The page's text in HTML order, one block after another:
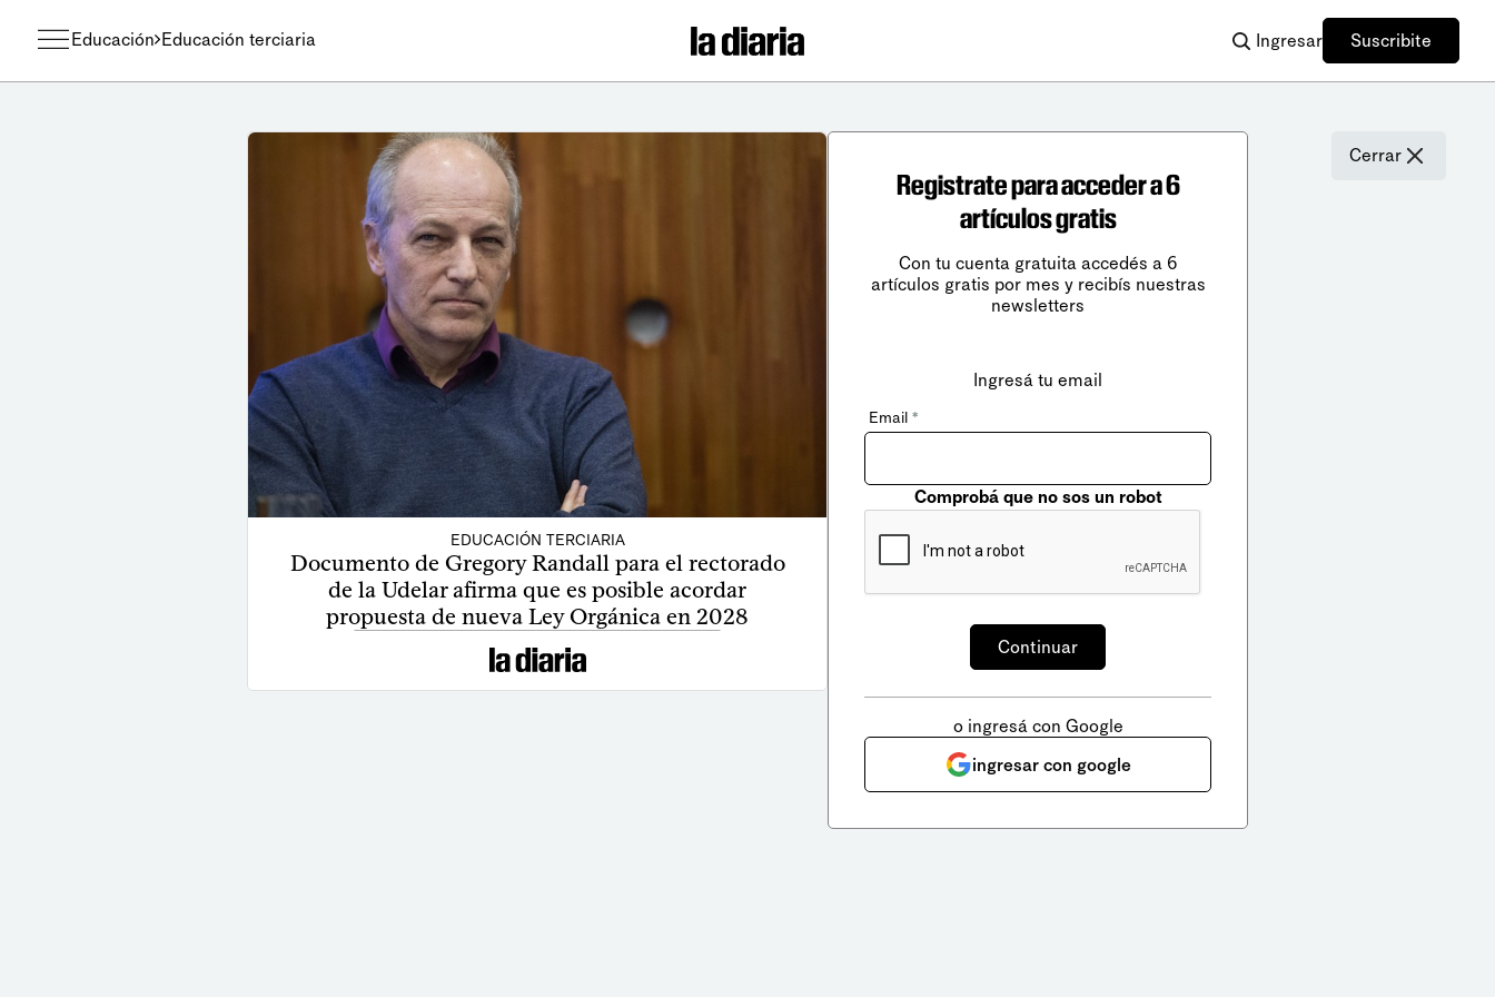
Educación Educación terciaria Ingresar Suscribite
EDUCACIÓN TERCIARIA
Documento de Gregory Randall para el rectorado
de la Udelar afirma que es posible acordar
propuesta de nueva Ley Orgánica en 2028
Cerrar
Registrate para acceder a 6
artículos gratis
Con tu cuenta gratuita accedés a 6
artículos gratis por mes y recibís nuestras
newsletters
Ingresá tu email
Email *
Comprobá que no sos un robot
o ingresá con Google
ingresar con google